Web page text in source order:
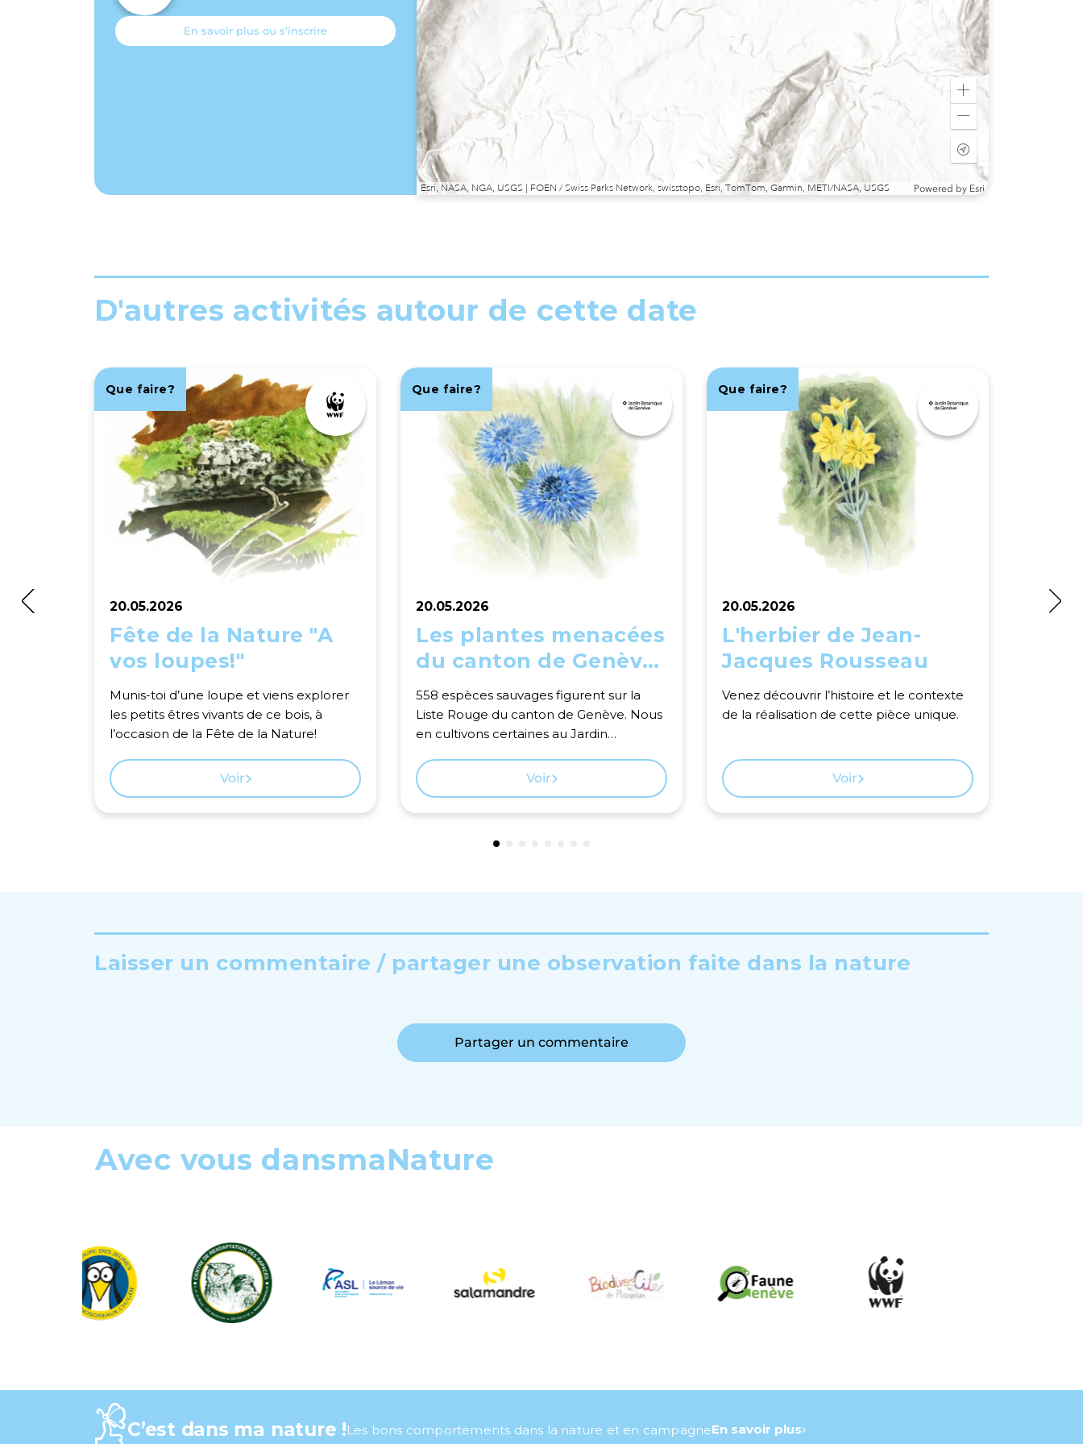
En savoir plus ou s’inscrire
Zoom
out
Start
tracking
location
Esri, NASA, NGA, USGS | FOEN / Swiss Parks Network, swisstopo, Esri, TomTom, Garmin, METI/NASA, USGS Powered by Esri
D'autres activités autour de cette date
Que faire?
20.05.2026
Fête de la Nature "A
vos loupes!"
Munis-toi d’une loupe et viens explorer
les petits êtres vivants de ce bois, à
l’occasion de la Fête de la Nature!
Voir
Que faire?
20.05.2026
Les plantes menacées
du canton de Genève:
découvrez leur massif
au jardin des rocailles
558 espèces sauvages figurent sur la
Liste Rouge du canton de Genève. Nous
en cultivons certaines au Jardin
Voir
Que faire?
20.05.2026
L'herbier de Jean-
Jacques Rousseau
Venez découvrir l’histoire et le contexte
de la réalisation de cette pièce unique.
Voir
Laisser un commentaire / partager une observation faite dans la nature
Partager un commentaire
Avec vous dansmaNature
C’est dans ma nature !Les bons comportements dans la nature et en campagneEn savoir plus